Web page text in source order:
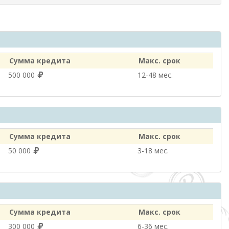
Сумма кредита
Макс. срок
500 000
12‑48 мес.
Сумма кредита
Макс. срок
50 000
3‑18 мес.
Сумма кредита
Макс. срок
300 000
6‑36 мес.